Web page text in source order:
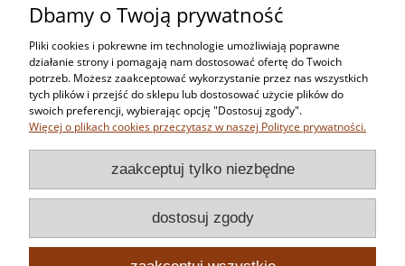
Zakupy
Pomoc
Moje konto
Informacje
Dbamy o Twoją prywatność
Pliki cookies i pokrewne im technologie umożliwiają poprawne
działanie strony i pomagają nam dostosować ofertę do Twoich
potrzeb. Możesz zaakceptować wykorzystanie przez nas wszystkich
tych plików i przejść do sklepu lub dostosować użycie plików do
swoich preferencji, wybierając opcję "Dostosuj zgody".
Więcej o plikach cookies przeczytasz w naszej Polityce prywatności.
zaakceptuj tylko niezbędne
dostosuj zgody